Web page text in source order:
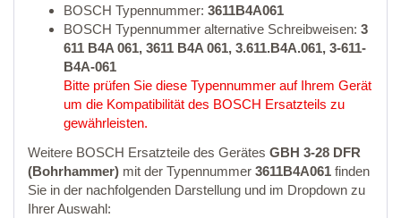
BOSCH Typennummer: 3611B4A061
BOSCH Typennummer alternative Schreibweisen: 3
611 B4A 061, 3611 B4A 061, 3.611.B4A.061, 3-611-
B4A-061
Bitte prüfen Sie diese Typennummer auf Ihrem Gerät
um die Kompatibilität des BOSCH Ersatzteils zu
gewährleisten.
Weitere BOSCH Ersatzteile des Gerätes GBH 3-28 DFR
(Bohrhammer) mit der Typennummer 3611B4A061 finden
Sie in der nachfolgenden Darstellung und im Dropdown zu
Ihrer Auswahl: